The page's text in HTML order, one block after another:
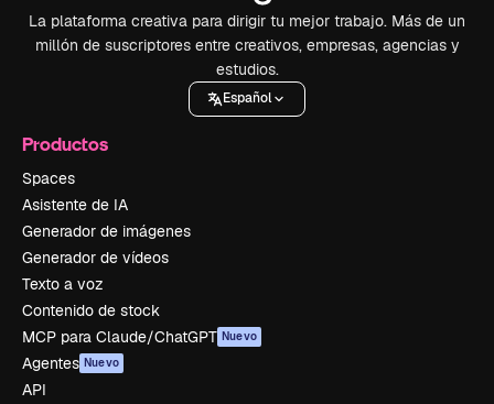
La plataforma creativa para dirigir tu mejor trabajo. Más de un
millón de suscriptores entre creativos, empresas, agencias y
estudios.
Español
Productos
Spaces
Asistente de IA
Generador de imágenes
Generador de vídeos
Texto a voz
Contenido de stock
MCP para Claude/ChatGPT Nuevo
Agentes Nuevo
API